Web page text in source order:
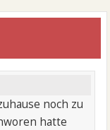
noch zu
hatte